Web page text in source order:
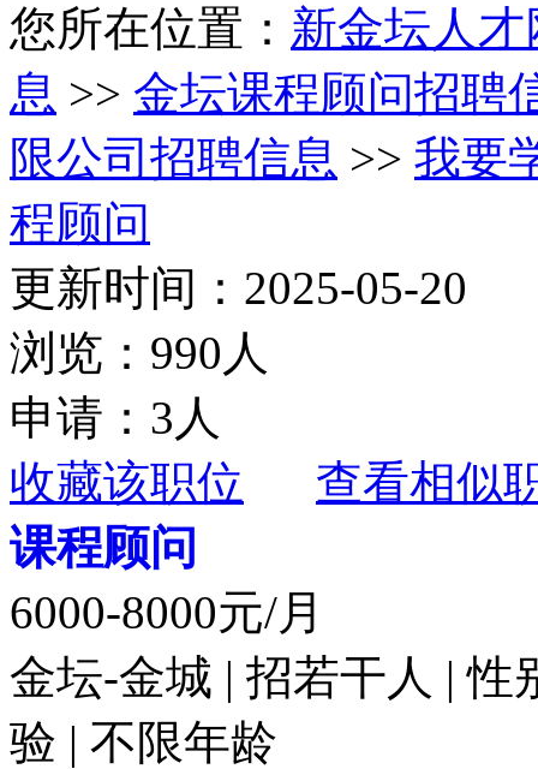
您所在位置： 新金坛人才
息 >> 金坛课程顾问招聘
限公司招聘信息 >> 我要
程顾问
更新时间：2025-05-20
浏览：990人
申请：3人
收藏该职位
查看相似
课程顾问
6000-8000元/月
金坛-金城 | 招若干人 | 性
验 | 不限年龄